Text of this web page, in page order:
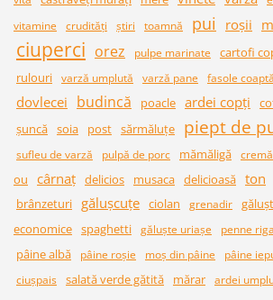
vitamine
crudităţi ştiri toamnă pui roşii
ciuperci orez pulpe marinate cartofi
rulouri varză umplută varză pane fasole
dovlecei budincă poacle ardei copţi
şuncă soia post sărmăluţe piept de
sufleu de varză
pulpă de porc mămăligă
ou
cârnaţ delicios musaca delicioasă ton
brânzeturi găluşcuţe ciolan grenadir
economice spaghetti găluşte uriaşe penne
pâine albă pâine roşie moş din pâine pâine
ciuşpais salată verde gătită mărar ardei